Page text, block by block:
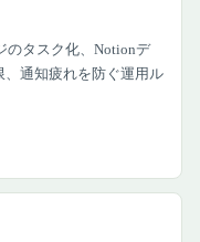
のタスク化、Notionデ
通知疲れを防ぐ運用ル